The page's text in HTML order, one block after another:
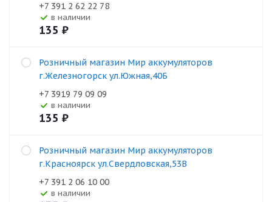
+7 391 2 62 22 78
В наличии
135 ₽
Розничный магазин Мир аккумуляторов
г.Железногорск ул.Южная,40Б
+7 3919 79 09 09
В наличии
135 ₽
Розничный магазин Мир аккумуляторов
г.Красноярск ул.Свердловская,53В
+7 391 2 06 10 00
В наличии